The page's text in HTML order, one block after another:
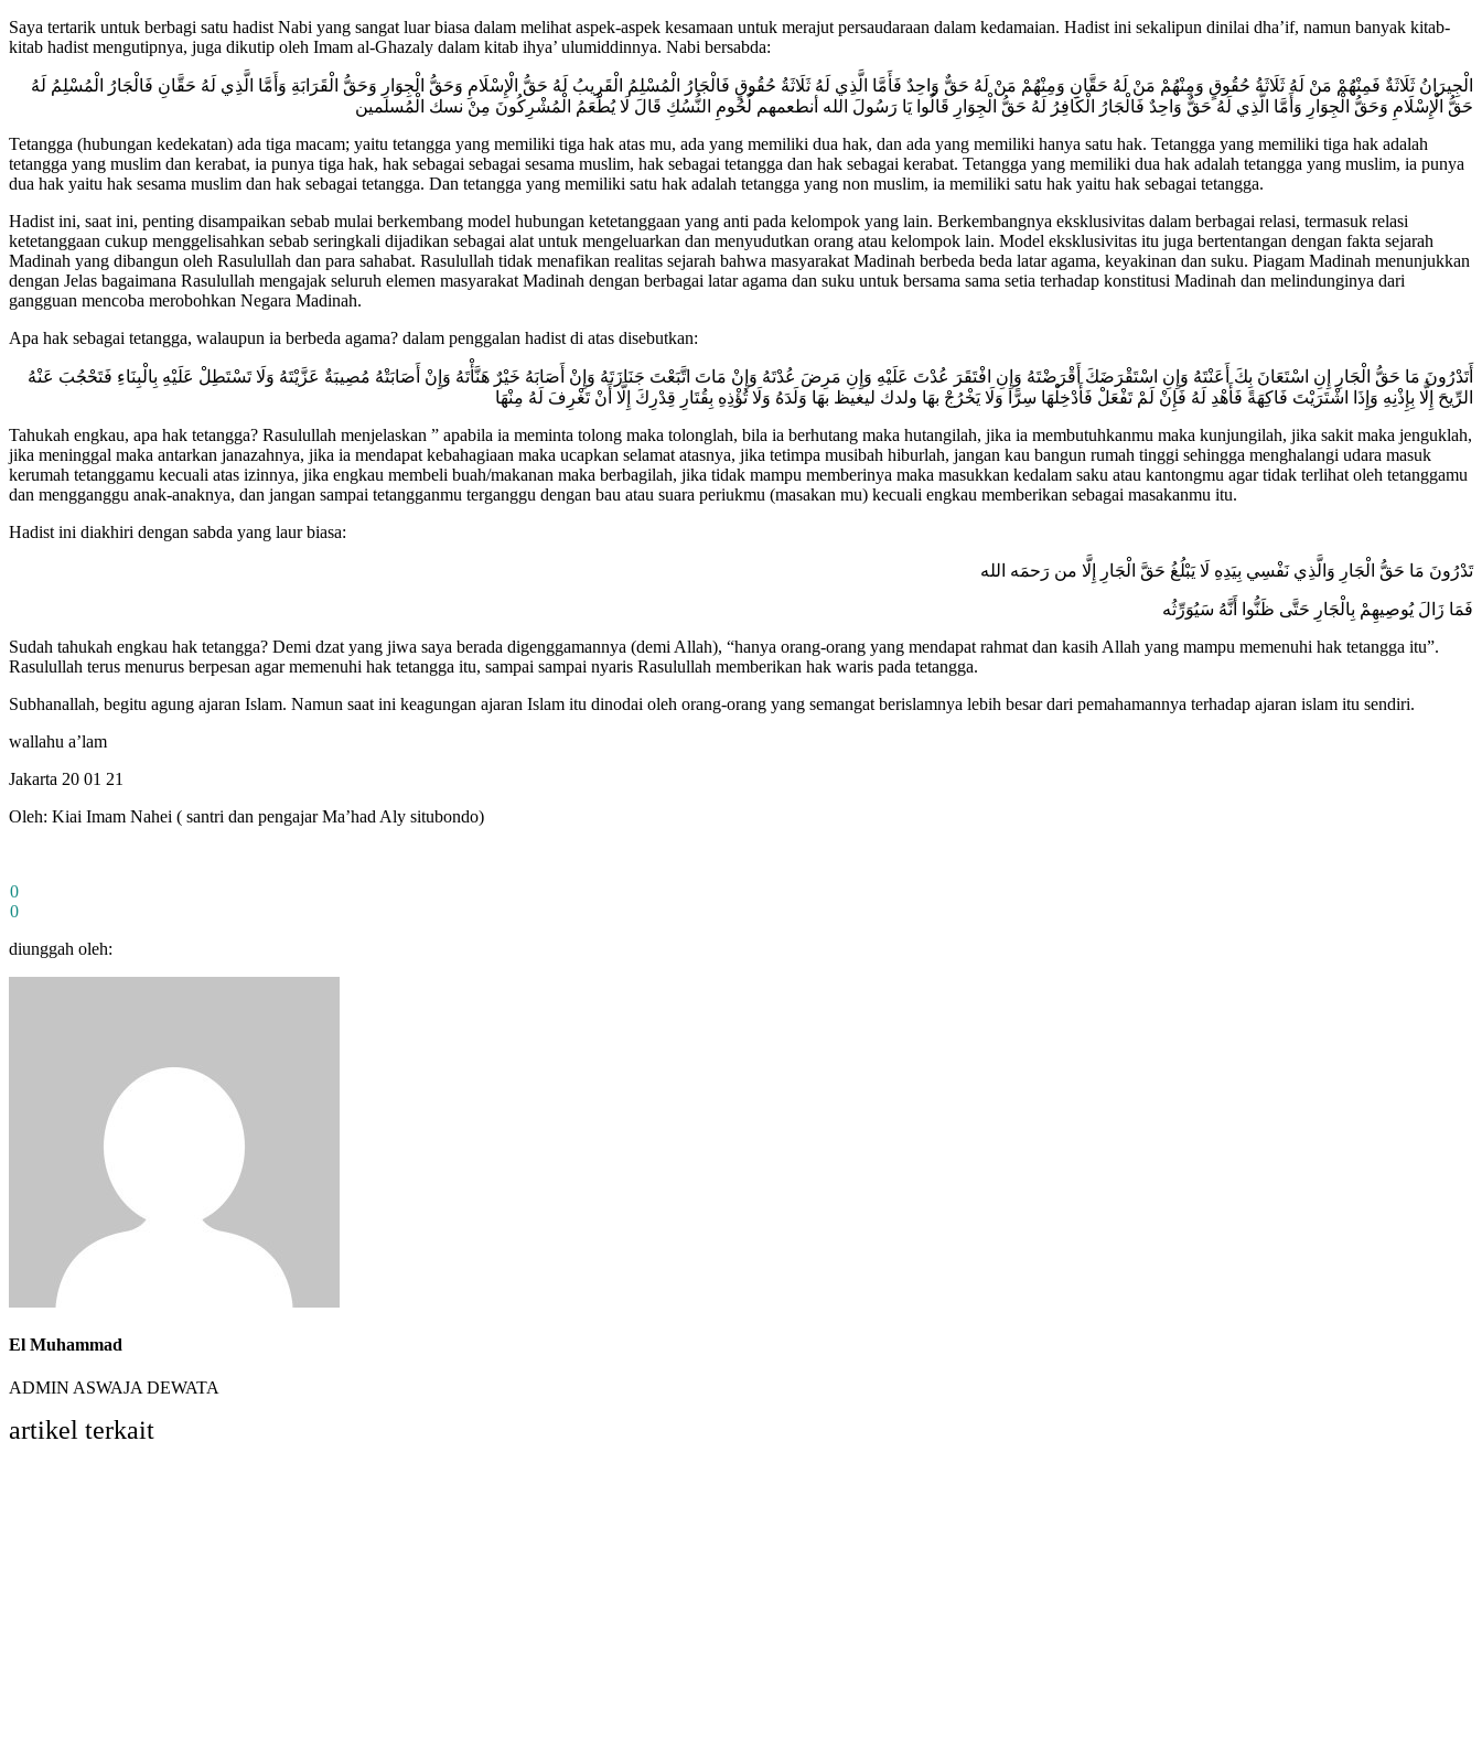
Saya tertarik untuk berbagi satu hadist Nabi yang sangat luar biasa dalam melihat aspek-aspek kesamaan untuk merajut persaudaraan dalam kedamaian. Hadist ini sekalipun dinilai dha’if, namun banyak kitab-
kitab hadist mengutipnya, juga dikutip oleh Imam al-Ghazaly dalam kitab ihya’ ulumiddinnya. Nabi bersabda:
الْجِيرَانُ ثَلَاثَةٌ فَمِنْهُمْ مَنْ لَهُ ثَلَاثَةُ حُقُوقٍ وَمِنْهُمْ مَنْ لَهُ حَقَّانِ وَمِنْهُمْ مَنْ لَهُ حَقٌّ وَاحِدٌ فَأَمَّا الَّذِي لَهُ ثَلَاثَةُ حُقُوقٍ فَالْجَارُ الْمُسْلِمُ الْقَرِيبُ لَهُ حَقُّ الْإِسْلَامِ وَحَقُّ الْجِوَارِ وَحَقُّ الْقَرَابَةِ وَأَمَّا الَّذِي لَهُ حَقَّانِ فَالْجَارُ الْمُسْلِمُ لَهُ
حَقُّ الْإِسْلَامِ وَحَقُّ الْجِوَارِ وَأَمَّا الَّذِي لَهُ حَقٌّ وَاحِدٌ فَالْجَارُ الْكَافِرُ لَهُ حَقُّ الْجِوَارِ قَالُوا يَا رَسُولَ الله أنطعمهم لُحُومِ النُّسُكِ قَالَ لَا يُطْعَمُ الْمُشْرِكُونَ مِنْ نسك الْمُسلمين
Tetangga (hubungan kedekatan) ada tiga macam; yaitu tetangga yang memiliki tiga hak atas mu, ada yang memiliki dua hak, dan ada yang memiliki hanya satu hak. Tetangga yang memiliki tiga hak adalah
tetangga yang muslim dan kerabat, ia punya tiga hak, hak sebagai sebagai sesama muslim, hak sebagai tetangga dan hak sebagai kerabat. Tetangga yang memiliki dua hak adalah tetangga yang muslim, ia punya
dua hak yaitu hak sesama muslim dan hak sebagai tetangga. Dan tetangga yang memiliki satu hak adalah tetangga yang non muslim, ia memiliki satu hak yaitu hak sebagai tetangga.
Hadist ini, saat ini, penting disampaikan sebab mulai berkembang model hubungan ketetanggaan yang anti pada kelompok yang lain. Berkembangnya eksklusivitas dalam berbagai relasi, termasuk relasi
ketetanggaan cukup menggelisahkan sebab seringkali dijadikan sebagai alat untuk mengeluarkan dan menyudutkan orang atau kelompok lain. Model eksklusivitas itu juga bertentangan dengan fakta sejarah
Madinah yang dibangun oleh Rasulullah dan para sahabat. Rasulullah tidak menafikan realitas sejarah bahwa masyarakat Madinah berbeda beda latar agama, keyakinan dan suku. Piagam Madinah menunjukkan
dengan Jelas bagaimana Rasulullah mengajak seluruh elemen masyarakat Madinah dengan berbagai latar agama dan suku untuk bersama sama setia terhadap konstitusi Madinah dan melindunginya dari
gangguan mencoba merobohkan Negara Madinah.
Apa hak sebagai tetangga, walaupun ia berbeda agama? dalam penggalan hadist di atas disebutkan:
أَتَدْرُونَ مَا حَقُّ الْجَارِ إِنِ اسْتَعَانَ بِكَ أَعَنْتَهُ وَإِنِ اسْتَقْرَضَكَ أَقْرَضْتَهُ وَإِنِ افْتَقَرَ عُدْتَ عَلَيْهِ وَإِنِ مَرِضَ عُدْتَهُ وَإِنْ مَاتَ اتَّبَعْتَ جَنَازَتَهُ وَإِنْ أَصَابَهُ خَيْرٌ هَنَّأْتَهُ وَإِنْ أَصَابَتْهُ مُصِيبَةٌ عَزَّيْتَهُ وَلَا تَسْتَطِلْ عَلَيْهِ بِالْبِنَاءِ فَتَحْجُبَ عَنْهُ
الرِّيحَ إِلَّا بِإِذْنِهِ وَإِذَا اشْتَرَيْتَ فَاكِهَةً فَأَهْدِ لَهُ فَإِنْ لَمْ تَفْعَلْ فَأَدْخِلْهَا سِرًّا وَلَا يَخْرُجْ بهَا ولدك ليغيظ بهَا وَلَدَهُ وَلَا تُؤْذِهِ بِقُتَارِ قِدْرِكَ إِلَّا أَنْ تَغْرِفَ لَهُ مِنْهَا
Tahukah engkau, apa hak tetangga? Rasulullah menjelaskan ” apabila ia meminta tolong maka tolonglah, bila ia berhutang maka hutangilah, jika ia membutuhkanmu maka kunjungilah, jika sakit maka jenguklah,
jika meninggal maka antarkan janazahnya, jika ia mendapat kebahagiaan maka ucapkan selamat atasnya, jika tetimpa musibah hiburlah, jangan kau bangun rumah tinggi sehingga menghalangi udara masuk
kerumah tetanggamu kecuali atas izinnya, jika engkau membeli buah/makanan maka berbagilah, jika tidak mampu memberinya maka masukkan kedalam saku atau kantongmu agar tidak terlihat oleh tetanggamu
dan mengganggu anak-anaknya, dan jangan sampai tetangganmu terganggu dengan bau atau suara periukmu (masakan mu) kecuali engkau memberikan sebagai masakanmu itu.
Hadist ini diakhiri dengan sabda yang laur biasa:
تَدْرُونَ مَا حَقُّ الْجَارِ وَالَّذِي نَفْسِي بِيَدِهِ لَا يَبْلُغُ حَقَّ الْجَارِ إِلَّا من رَحمَه الله
فَمَا زَالَ يُوصِيهِمْ بِالْجَارِ حَتَّى ظَنُّوا أَنَّهُ سَيُوَرِّثُه
Sudah tahukah engkau hak tetangga? Demi dzat yang jiwa saya berada digenggamannya (demi Allah), “hanya orang-orang yang mendapat rahmat dan kasih Allah yang mampu memenuhi hak tetangga itu”.
Rasulullah terus menurus berpesan agar memenuhi hak tetangga itu, sampai sampai nyaris Rasulullah memberikan hak waris pada tetangga.
Subhanallah, begitu agung ajaran Islam. Namun saat ini keagungan ajaran Islam itu dinodai oleh orang-orang yang semangat berislamnya lebih besar dari pemahamannya terhadap ajaran islam itu sendiri.
wallahu a’lam
Jakarta 20 01 21
Oleh: Kiai Imam Nahei ( santri dan pengajar Ma’had Aly situbondo)
0
0
diunggah oleh:
El Muhammad
ADMIN ASWAJA DEWATA
artikel terkait